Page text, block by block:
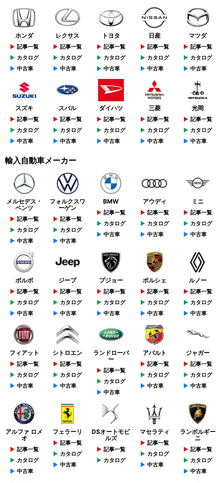
ホンダ
記事一覧
カタログ
中古車
レクサス
記事一覧
カタログ
中古車
トヨタ
記事一覧
カタログ
中古車
日産
記事一覧
カタログ
中古車
マツダ
記事一覧
カタログ
中古車
スズキ
記事一覧
カタログ
中古車
スバル
記事一覧
カタログ
中古車
ダイハツ
記事一覧
カタログ
中古車
三菱
記事一覧
カタログ
中古車
光岡
記事一覧
カタログ
中古車
輸入自動車メーカー
メルセデス・
ベンツ
記事一覧
カタログ
中古車
フォルクスワ
ーゲン
記事一覧
カタログ
中古車
BMW
記事一覧
カタログ
中古車
アウディ
記事一覧
カタログ
中古車
ミニ
記事一覧
カタログ
中古車
ボルボ
記事一覧
カタログ
中古車
ジープ
記事一覧
カタログ
中古車
プジョー
記事一覧
カタログ
中古車
ポルシェ
記事一覧
カタログ
中古車
ルノー
記事一覧
カタログ
中古車
フィアット
記事一覧
カタログ
中古車
シトロエン
記事一覧
カタログ
中古車
ランドローバ
ー
記事一覧
カタログ
中古車
アバルト
記事一覧
カタログ
中古車
ジャガー
記事一覧
カタログ
中古車
アルファ ロメ
オ
記事一覧
カタログ
中古車
フェラーリ
記事一覧
カタログ
中古車
DSオートモビ
ルズ
記事一覧
カタログ
マセラティ
記事一覧
カタログ
中古車
ランボルギー
ニ
記事一覧
カタログ
中古車